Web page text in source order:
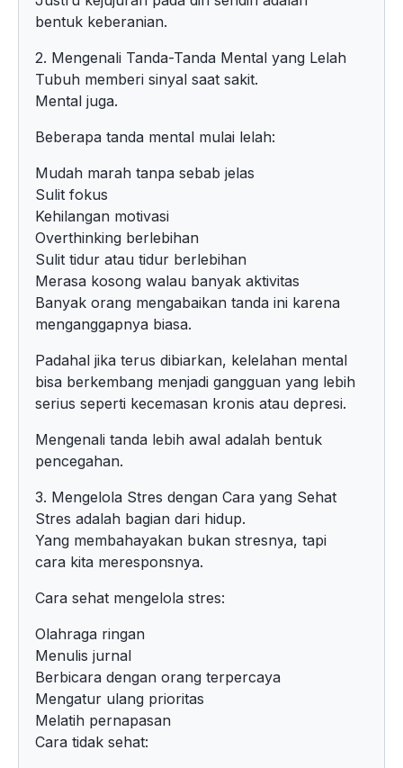
bentuk keberanian.
2. Mengenali Tanda-Tanda Mental yang Lelah
Tubuh memberi sinyal saat sakit.
Mental juga.
Beberapa tanda mental mulai lelah:
Mudah marah tanpa sebab jelas
Sulit fokus
Kehilangan motivasi
Overthinking berlebihan
Sulit tidur atau tidur berlebihan
Merasa kosong walau banyak aktivitas
Banyak orang mengabaikan tanda ini karena
menganggapnya biasa.
Padahal jika terus dibiarkan, kelelahan mental
bisa berkembang menjadi gangguan yang lebih
serius seperti kecemasan kronis atau depresi.
Mengenali tanda lebih awal adalah bentuk
pencegahan.
3. Mengelola Stres dengan Cara yang Sehat
Stres adalah bagian dari hidup.
Yang membahayakan bukan stresnya, tapi
cara kita meresponsnya.
Cara sehat mengelola stres:
Olahraga ringan
Menulis jurnal
Berbicara dengan orang terpercaya
Mengatur ulang prioritas
Melatih pernapasan
Cara tidak sehat: